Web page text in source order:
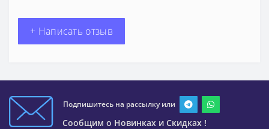
+ Написать отзыв
Подпишитесь на рассылку или
Сообщим о Новинках и Скидках !